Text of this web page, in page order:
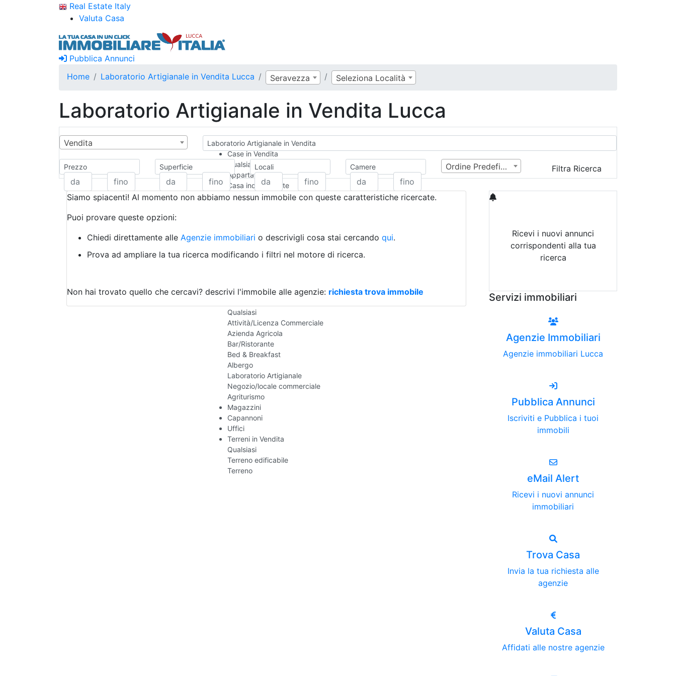
Real Estate Italy
Valuta Casa
Pubblica Annunci
Home
Laboratorio Artigianale in Vendita Lucca Seravezza Seleziona Località
Laboratorio Artigianale in Vendita Lucca
Vendita
Laboratorio Artigianale in Vendita
Case in Vendita
Qualsiasi
Appartamento
Casa indipendente
Casa Semi-indipendente
Rustico/Casale
Camera d'Albergo
Box/Garage
Qualsiasi
Attività/Licenza Commerciale
Azienda Agricola
Bar/Ristorante
Bed & Breakfast
Albergo
Laboratorio Artigianale
Negozio/locale commerciale
Agriturismo
Magazzini
Capannoni
Uffici
Terreni in Vendita
Qualsiasi
Terreno edificabile
Terreno
Prezzo Superficie Locali Camere Ordine Predefinito Filtra Ricerca
Siamo spiacenti! Al momento non abbiamo nessun immobile con queste caratteristiche ricercate.
Puoi provare queste opzioni:
Chiedi direttamente alle Agenzie immobiliari o descrivigli cosa stai cercando qui.
Prova ad ampliare la tua ricerca modificando i filtri nel motore di ricerca.
Non hai trovato quello che cercavi? descrivi l'immobile alle agenzie: richiesta trova immobile
Ricevi i nuovi annunci
corrispondenti alla tua
ricerca
Servizi immobiliari
Agenzie Immobiliari
Agenzie immobiliari Lucca
Pubblica Annunci
Iscriviti e Pubblica i tuoi
immobili
eMail Alert
Ricevi i nuovi annunci
immobiliari
Trova Casa
Invia la tua richiesta alle
agenzie
Valuta Casa
Affidati alle nostre agenzie